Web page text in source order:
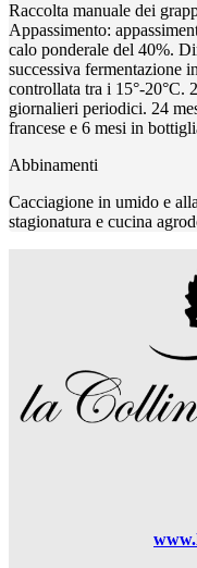
Raccolta manuale dei
Appassimento:
calo ponderale del 40%.
successiva fermentazione
controllata tra i 15°-20°C.
giornalieri periodici. 24
francese e 6 mesi in
Abbinamenti
Cacciagione in umido e
stagionatura e cucina